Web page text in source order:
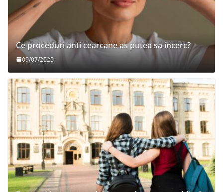
Ce proceduri anti cearcane as putea sa incerc?
09/07/2025